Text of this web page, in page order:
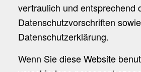
vertraulich und entsprechend
Datenschutzvorschriften
Datenschutzerklärung.
Wenn Sie diese Website